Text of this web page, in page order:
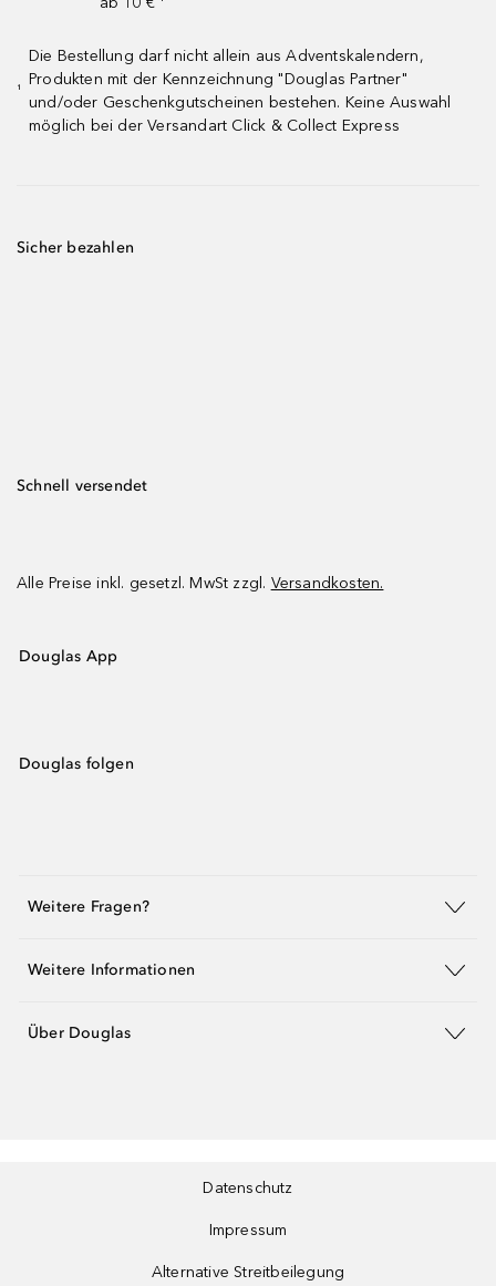
¹
Die Bestellung darf nicht allein aus Adventskalendern,
Produkten mit der Kennzeichnung "Douglas Partner"
und/oder Geschenkgutscheinen bestehen. Keine Auswahl
möglich bei der Versandart Click & Collect Express
Sicher bezahlen
Schnell versendet
Alle Preise inkl. gesetzl. MwSt zzgl. Versandkosten.
Douglas App
Douglas folgen
Weitere Fragen?
Weitere Informationen
Über Douglas
Datenschutz
Impressum
Alternative Streitbeilegung